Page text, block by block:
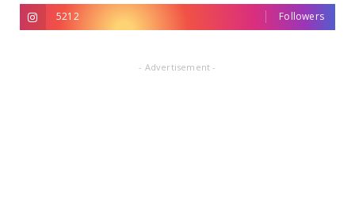
5212 Followers
- Advertisement -